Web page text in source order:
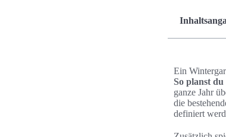
Ein
So planst
ganze Jahr
die
definiert